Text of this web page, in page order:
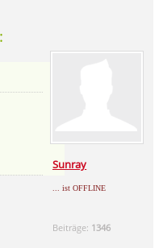
Sunray
... ist OFFLINE
Beiträge: 1346